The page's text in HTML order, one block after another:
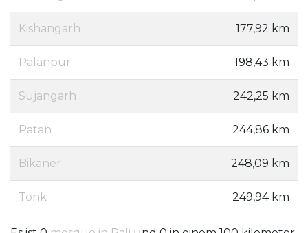
Kishangarh 177,92 km
Palanpur 198,43 km
Sujangarh 242,25 km
Patan 244,86 km
Bikaner 248,09 km
Tonk 249,94 km